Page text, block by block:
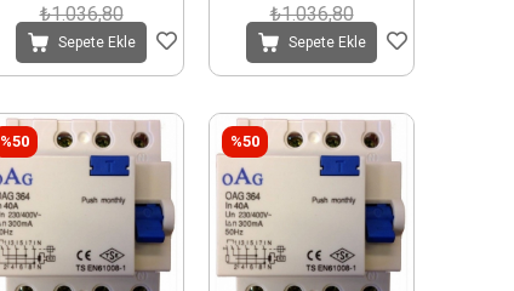
₺1.036,80
Sepete Ekle
₺1.036,80
Sepete Ekle
%50 %50